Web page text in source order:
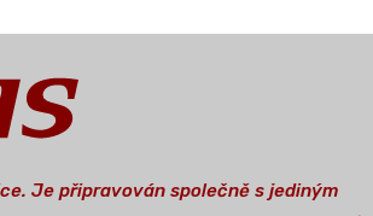
Je připravován společně s jediným